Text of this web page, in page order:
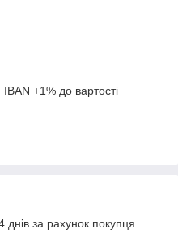
+1% до вартості
за рахунок покупця